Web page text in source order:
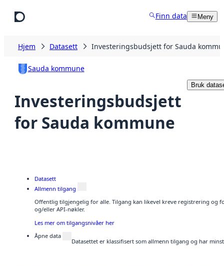
Finn data Meny
Hjem Datasett Investeringsbudsjett for Sauda
Sauda kommune
Investeringsbudsjett
for Sauda kommune
Bruk
Datasett
Allmenn tilgang
Offentlig tilgjengelig for alle. Tilgang kan likevel kreve registrering og
og/eller API-nøkler.
Les mer om tilgangsnivåer her
Åpne data
Datasettet er klassifisert som allmenn tilgang og har